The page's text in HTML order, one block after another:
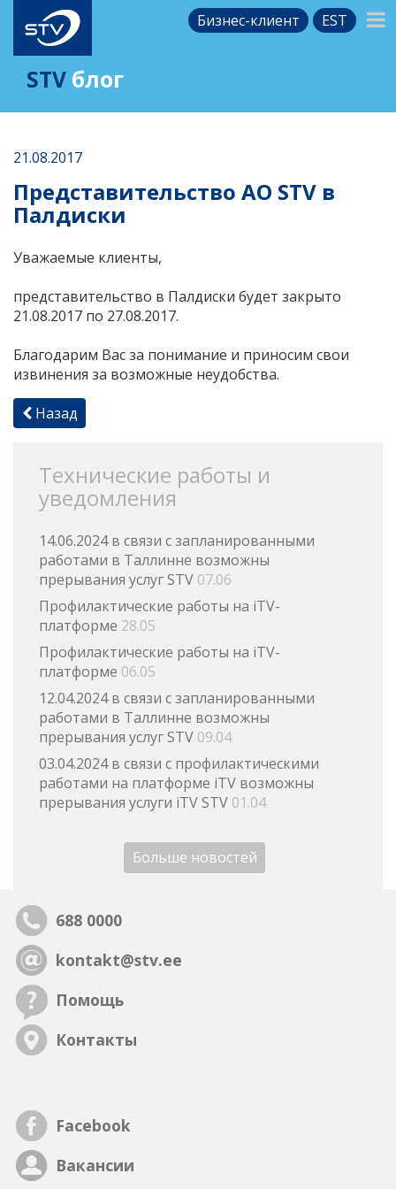
Бизнес-клиент EST
STV блог
21.08.2017
Представительство AО STV в
Палдиски
Уважаемые клиенты,
представительство в Палдиски будет закрыто
21.08.2017 по 27.08.2017.
Благодарим Вас за понимание и приносим свои
извинения за возможные неудобства.
Назад
Технические работы и
уведомления
14.06.2024 в связи с запланированными
работами в Таллинне возможны
прерывания услуг STV 07.06
Профилактические работы на iTV-
платформе 28.05
Профилактические работы на iTV-
платформе 06.05
12.04.2024 в связи с запланированными
работами в Таллинне возможны
прерывания услуг STV 09.04
03.04.2024 в связи с профилактическими
работами на платформе iTV возможны
прерывания услуги iTV STV 01.04
Больше новостей
688 0000
kontakt@stv.ee
Помощь
Контакты
Facebook
Вакансии